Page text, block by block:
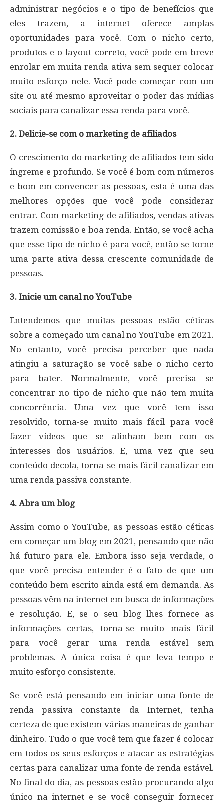
administrar negócios e o tipo de benefícios que
eles trazem, a internet oferece amplas
oportunidades para você. Com o nicho certo,
produtos e o layout correto, você pode em breve
enrolar em muita renda ativa sem sequer colocar
muito esforço nele. Você pode começar com um
site ou até mesmo aproveitar o poder das mídias
sociais para canalizar essa renda para você.
2. Delicie-se com o marketing de afiliados
O crescimento do marketing de afiliados tem sido
íngreme e profundo. Se você é bom com números
e bom em convencer as pessoas, esta é uma das
melhores opções que você pode considerar
entrar. Com marketing de afiliados, vendas ativas
trazem comissão e boa renda. Então, se você acha
que esse tipo de nicho é para você, então se torne
uma parte ativa dessa crescente comunidade de
pessoas.
3. Inicie um canal no YouTube
Entendemos que muitas pessoas estão céticas
sobre a começado um canal no YouTube em 2021.
No entanto, você precisa perceber que nada
atingiu a saturação se você sabe o nicho certo
para bater. Normalmente, você precisa se
concentrar no tipo de nicho que não tem muita
concorrência. Uma vez que você tem isso
resolvido, torna-se muito mais fácil para você
fazer vídeos que se alinham bem com os
interesses dos usuários. E, uma vez que seu
conteúdo decola, torna-se mais fácil canalizar em
uma renda passiva constante.
4. Abra um blog
Assim como o YouTube, as pessoas estão céticas
em começar um blog em 2021, pensando que não
há futuro para ele. Embora isso seja verdade, o
que você precisa entender é o fato de que um
conteúdo bem escrito ainda está em demanda. As
pessoas vêm na internet em busca de informações
e resolução. E, se o seu blog lhes fornece as
informações certas, torna-se muito mais fácil
para você gerar uma renda estável sem
problemas. A única coisa é que leva tempo e
muito esforço consistente.
Se você está pensando em iniciar uma fonte de
renda passiva constante da Internet, tenha
certeza de que existem várias maneiras de ganhar
dinheiro. Tudo o que você tem que fazer é colocar
em todos os seus esforços e atacar as estratégias
certas para canalizar uma fonte de renda estável.
No final do dia, as pessoas estão procurando algo
único na internet e se você conseguir fornecer